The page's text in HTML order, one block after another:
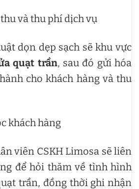
và thu phí dịch vụ
dọn dẹp sạch sẽ khu vực
quạt trần, sau đó gửi hóa
cho khách hàng và thu
khách hàng
viên CSKH Limosa sẽ liên
để hỏi thăm về tình hình
trần, đồng thời ghi nhận